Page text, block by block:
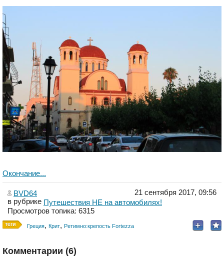
Окончание...
BVD64
21 сентября 2017, 09:56
в рубрике Путешествия НЕ на автомобилях!
Просмотров топика: 6315
Греция, Крит, Ретимно:крепость Fortezza
Комментарии (6)